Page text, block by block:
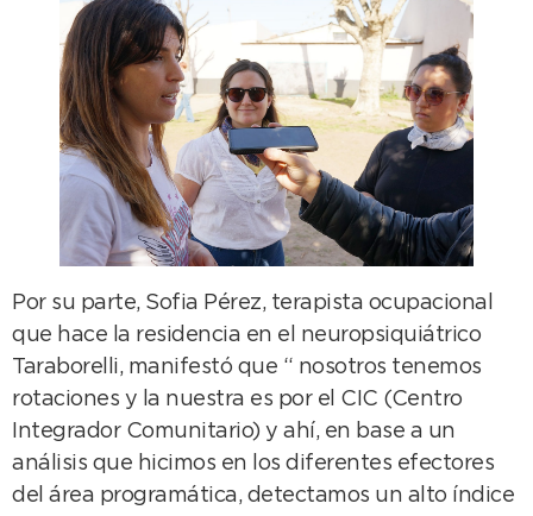
Por su parte, Sofia Pérez, terapista ocupacional
que hace la residencia en el neuropsiquiátrico
Taraborelli, manifestó que “ nosotros tenemos
rotaciones y la nuestra es por el CIC (Centro
Integrador Comunitario) y ahí, en base a un
análisis que hicimos en los diferentes efectores
del área programática, detectamos un alto índice